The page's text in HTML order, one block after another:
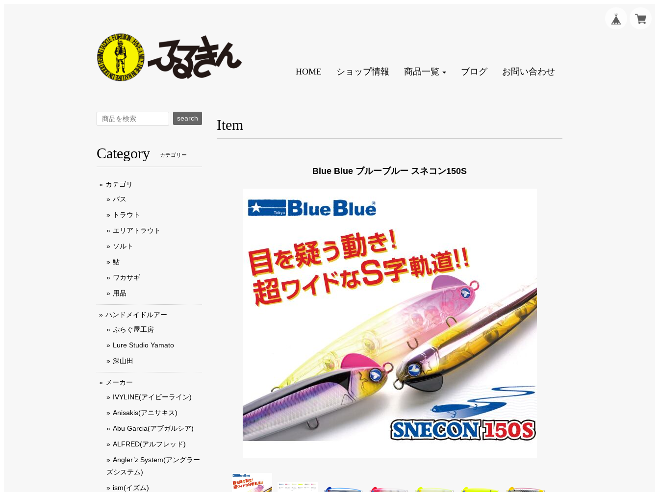
HOME ショップ情報 商品一覧 ブログ お問い合わせ
Item
Blue Blue ブルーブルー スネコン150S
search
Category カテゴリー
カテゴリ
バス
トラウト
エリアトラウト
ソルト
鮎
ワカサギ
用品
ハンドメイドルアー
ぷらぐ屋工房
Lure Studio Yamato
深山田
メーカー
IVYLINE(アイビーライン)
Anisakis(アニサキス)
Abu Garcia(アブガルシア)
ALFRED(アルフレッド)
Angler’z System(アングラー
ズシステム)
ism(イズム)